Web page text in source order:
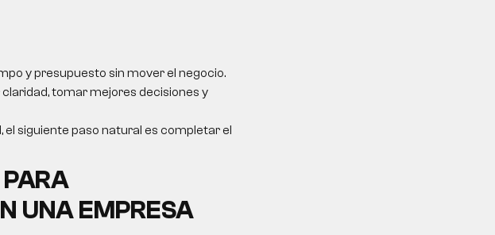
y presupuesto sin mover el negocio.
tomar mejores decisiones y
el siguiente paso natural es completar el
UNA EMPRESA